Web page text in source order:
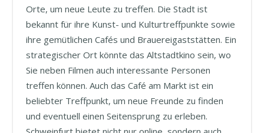
Orte, um neue Leute zu treffen. Die Stadt ist
bekannt für ihre Kunst- und Kulturtreffpunkte sowie
ihre gemütlichen Cafés und Brauereigaststätten. Ein
strategischer Ort könnte das Altstadtkino sein, wo
Sie neben Filmen auch interessante Personen
treffen können. Auch das Café am Markt ist ein
beliebter Treffpunkt, um neue Freunde zu finden
und eventuell einen Seitensprung zu erleben.